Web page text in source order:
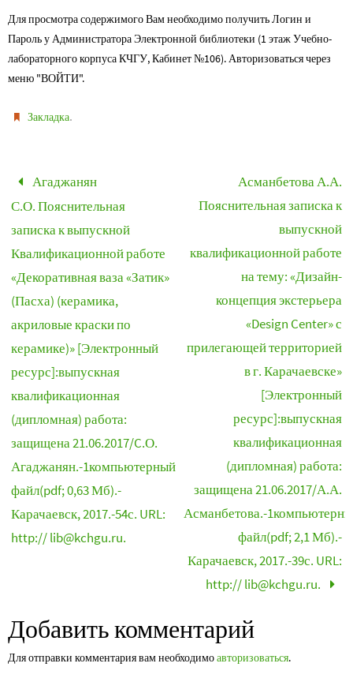
Для просмотра содержимого Вам необходимо получить Логин и
Пароль у Администратора Электронной библиотеки (1 этаж Учебно-
лабораторного корпуса КЧГУ, Кабинет №106). Авторизоваться через
меню "ВОЙТИ".
Закладка.
Агаджанян
С.О. Пояснительная
записка к выпускной
Квалификационной работе
«Декоративная ваза «Затик»
(Пасха) (керамика,
акриловые краски по
керамике)» [Электронный
ресурс]:выпускная
квалификационная
(дипломная) работа:
защищена 21.06.2017/C.О.
Агаджанян.-1компьютерный
файл(pdf; 0,63 Мб).-
Карачаевск, 2017.-54с. URL:
http:// lib@kchgu.ru.
Асманбетова А.А.
Пояснительная записка к
выпускной
квалификационной работе
на тему: «Дизайн-
концепция экстерьера
«Design Center» с
прилегающей территорией
в г. Карачаевске»
[Электронный
ресурс]:выпускная
квалификационная
(дипломная) работа:
защищена 21.06.2017/А.А.
Асманбетова.-
файл(pdf; 2,1 Мб).-
Карачаевск, 2017.-39с. URL:
http:// lib@kchgu.ru.
Добавить комментарий
Для отправки комментария вам необходимоавторизоваться.